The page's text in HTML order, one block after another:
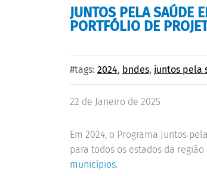
JUNTOS PELA SAÚDE
PORTFÓLIO DE
#tags: 2024, bndes, juntos pela
22 de Janeiro de 2025
Em 2024, o Programa Juntos
para todos os estados da
municípios.